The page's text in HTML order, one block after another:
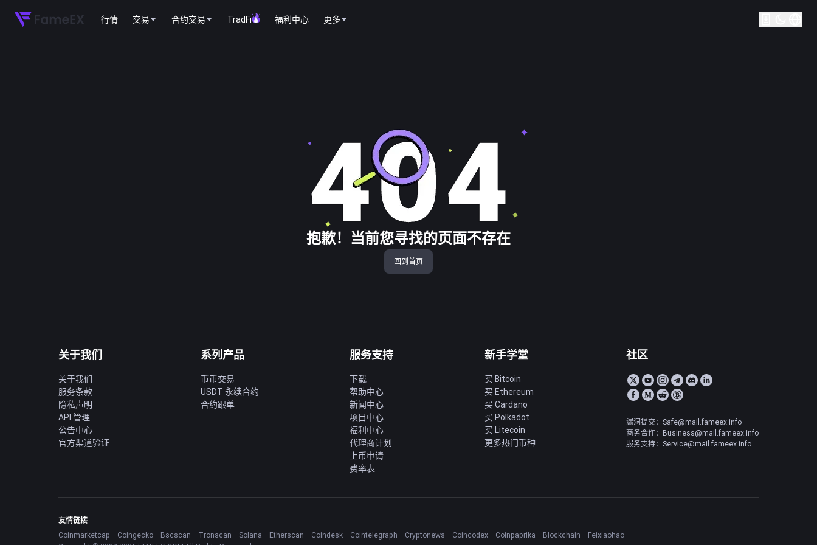
行情 交易 合约交易 TradFi 福利中心 更多
抱歉！当前您寻找的页面不存在
回到首页
关于我们
关于我们
服务条款
隐私声明
API 管理
公告中心
官方渠道验证
系列产品
币币交易
USDT 永续合约
合约跟单
服务支持
下载
帮助中心
新闻中心
项目中心
福利中心
代理商计划
上币申请
费率表
新手学堂
买 Bitcoin
买 Ethereum
买 Cardano
买 Polkadot
买 Litecoin
更多热门币种
社区
漏洞提交：Safe@mail.fameex.info
商务合作：Business@mail.fameex.info
服务支持：Service@mail.fameex.info
友情链接
Coinmarketcap
Coingecko Bscscan Tronscan Solana Etherscan Coindesk Cointelegraph Cryptonews Coincodex Coinpaprika Blockchain
Feixiaohao